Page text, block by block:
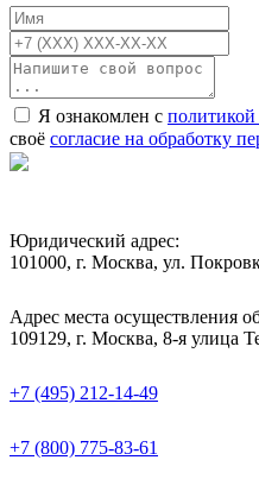
Я ознакомлен с
своё согласие на обработку
Юридический адрес:
101000, г. Москва, ул.
Адрес места осуществления
109129, г. Москва, 8-я улица
+7 (495) 212-14-49
+7 (800) 775-83-61